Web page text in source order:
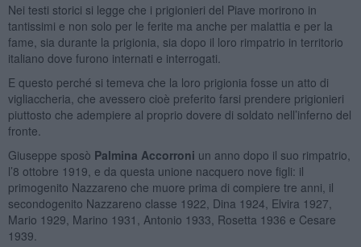
Nei testi storici si legge che i prigionieri del Piave morirono in
tantissimi e non solo per le ferite ma anche per malattia e per la
fame, sia durante la prigionia, sia dopo il loro rimpatrio in territorio
italiano dove furono internati e interrogati.
E questo perché si temeva che la loro prigionia fosse un atto di
vigliaccheria, che avessero cioè preferito farsi prendere prigionieri
piuttosto che adempiere al proprio dovere di soldato nell’inferno del
fronte.
Giuseppe sposò Palmina Accorroni un anno dopo il suo rimpatrio,
l’8 ottobre 1919, e da questa unione nacquero nove figli: il
primogenito Nazzareno che muore prima di compiere tre anni, il
secondogenito Nazzareno classe 1922, Dina 1924, Elvira 1927,
Mario 1929, Marino 1931, Antonio 1933, Rosetta 1936 e Cesare
1939.